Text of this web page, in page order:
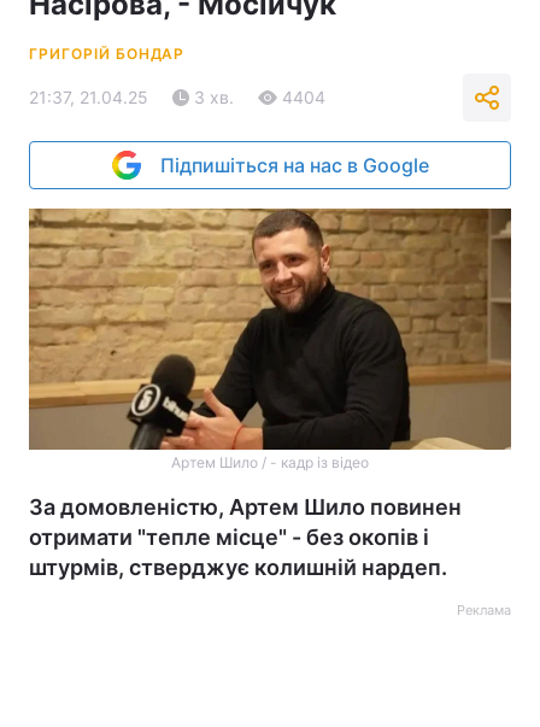
ГРИГОРІЙ БОНДАР
21:37, 21.04.25 3 хв. 4404
Підпишіться на нас в Google
Артем Шило / - кадр із відео
За домовленістю, Артем Шило повинен
отримати "тепле місце" - без окопів і
штурмів, стверджує колишній нардеп.
Реклама